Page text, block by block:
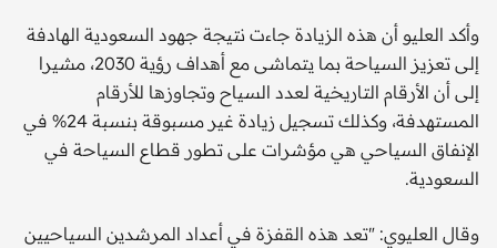
وأكد العليو أن هذه الزيادة جاءت نتيجة جهود السعودية الهادفة
إلى تعزيز السياحة بما يتماشى مع أهداف رؤية 2030، مشيرا
إلى أن الأرقام التاريخية لعدد السياح وتجاوزها للأرقام
المستهدفة، وكذلك تسجيل زيادة غير مسبوقة بنسبة 24% في
الإنفاق السياحي هي مؤشرات على تطور قطاع السياحة في
السعودية.
وقال العليوي: "تعد هذه القفزة في أعداد المرشدين السياحيين